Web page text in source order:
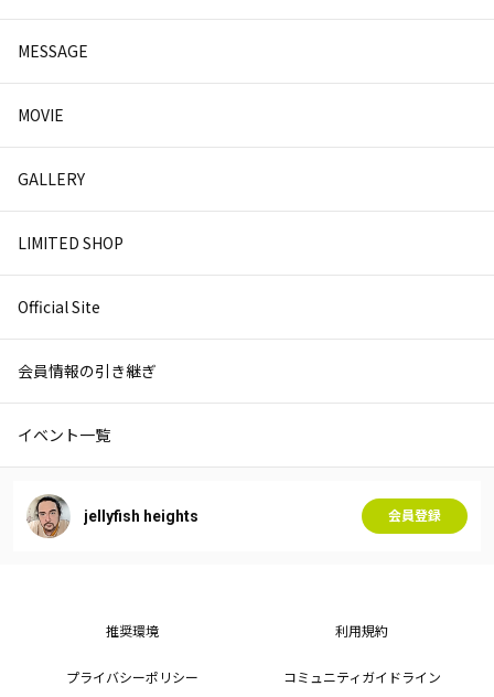
MESSAGE
MOVIE
GALLERY
LIMITED SHOP
Official Site
会員情報の引き継ぎ
イベント一覧
jellyfish heights 会員登録
推奨環境 利用規約
プライバシーポリシー コミュニティガイドライン